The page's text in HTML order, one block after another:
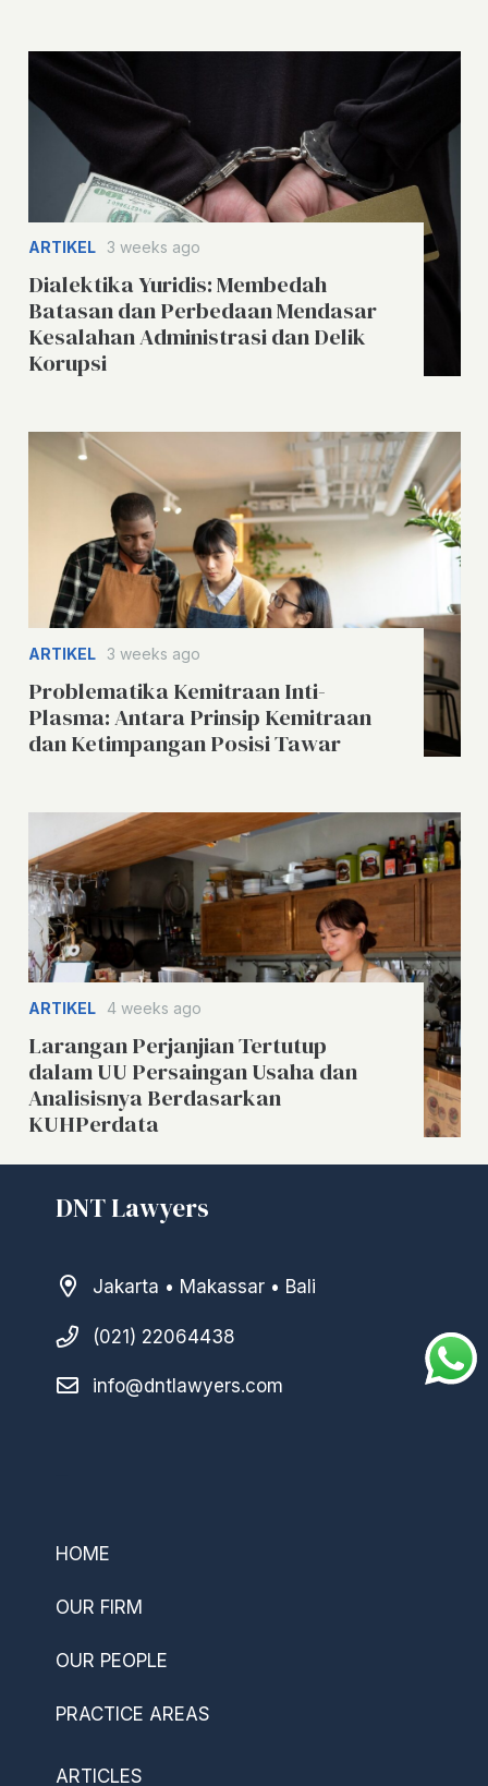
ARTIKEL 3 weeks ago
Dialektika Yuridis: Membedah
Batasan dan Perbedaan Mendasar
Kesalahan Administrasi dan Delik
Korupsi
ARTIKEL 3 weeks ago
Problematika Kemitraan Inti-
Plasma: Antara Prinsip Kemitraan
dan Ketimpangan Posisi Tawar
ARTIKEL 4 weeks ago
Larangan Perjanjian Tertutup
dalam UU Persaingan Usaha dan
Analisisnya Berdasarkan
KUHPerdata
DNT Lawyers
Jakarta • Makassar • Bali
(021) 22064438
info@dntlawyers.com
HOME
OUR FIRM
OUR PEOPLE
PRACTICE AREAS
ARTICLES